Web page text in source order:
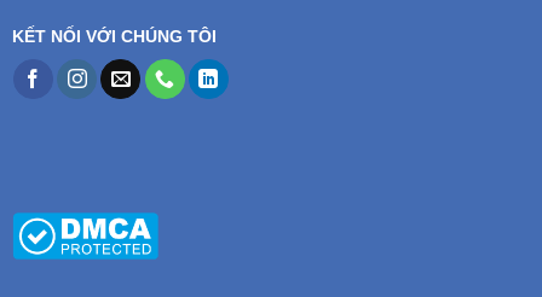
KẾT NỐI VỚI CHÚNG TÔI